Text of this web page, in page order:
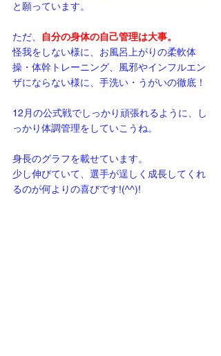
と願っています。
ただ、
自分の身体の自己管理は大事。
怪我をしない様に、お風呂上がりの柔軟体
操・体幹トレーニング、風邪やインフルエン
ザにならない様に、手洗い・うがいの徹底！
12月の公式戦でしっかり頑張れるように、し
っかり体調管理をしていこうね。
身長のグラフを載せています。
少し伸びていて、選手が逞しく成長してくれ
るのが何よりの喜びです!(^^)!